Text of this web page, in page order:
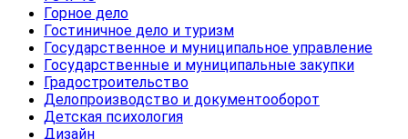
Горное дело
Гостиничное дело и туризм
Государственное и муниципальное управление
Государственные и муниципальные закупки
Градостроительство
Делопроизводство и документооборот
Детская психология
Дизайн